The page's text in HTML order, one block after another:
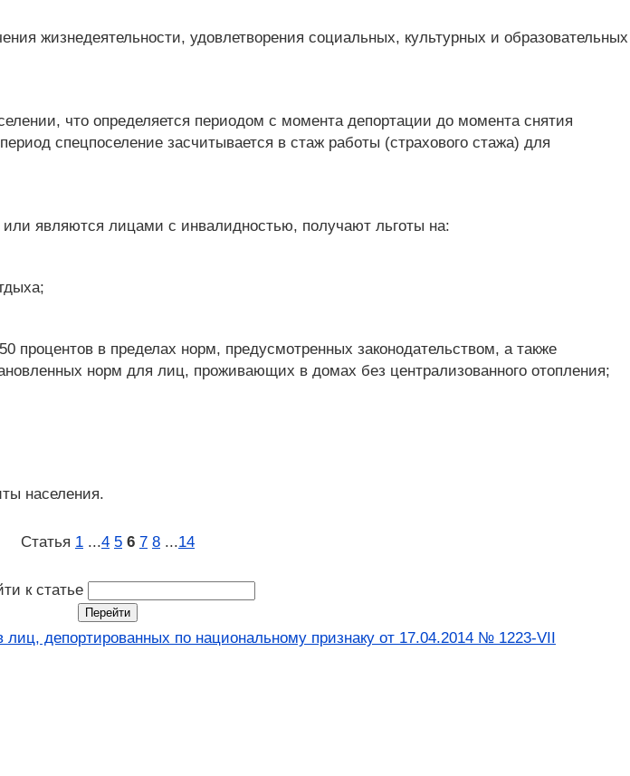
жизнедеятельности, удовлетворения социальных, культурных и образовательных
что определяется периодом с момента депортации до момента снятия
спецпоселение засчитывается в стаж работы (страхового стажа) для
являются лицами с инвалидностью, получают льготы на:
в пределах норм, предусмотренных законодательством, а также
норм для лиц, проживающих в домах без централизованного отопления;
населения.
Статья 1 ...4 5 6 7 8 ...14
к статье
депортированных по национальному признаку от 17.04.2014 № 1223-VII